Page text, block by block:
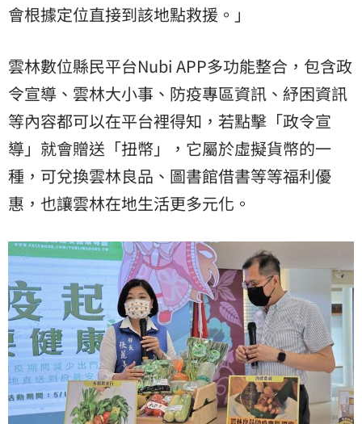
會根據定位直接到該地點救援。」
雲林數位縣民平台Nubi APP多功能整合，包含政
令宣導、雲林大小事、防疫專區資訊、紓困資訊
等內容都可以在平台裡得知，若點擊「政令宣
導」就會贈送「扭幣」，它屬於虛擬貨幣的一
種，可兌換雲林良品、圖書館借書等等福利優
惠，也讓雲林在地生活更多元化。